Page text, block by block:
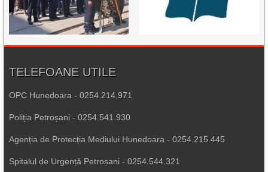
TELEFOANE UTILE
OPC Hunedoara - 0254.214.971
Poliția Petroșani - 0254.541.930
Agenția de Protecția Mediului Hunedoara - 0254.215.445
Spitalul de Urgență Petroșani - 0254.544.321